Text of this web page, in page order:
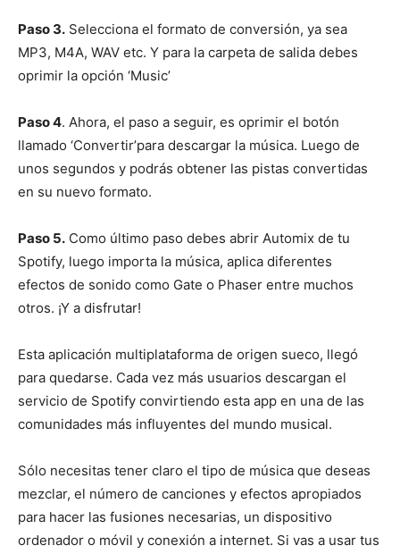
Paso 3. Selecciona el formato de conversión, ya sea
MP3, M4A, WAV etc. Y para la carpeta de salida debes
oprimir la opción ‘Music’
Paso 4. Ahora, el paso a seguir, es oprimir el botón
llamado ‘Convertir’para descargar la música. Luego de
unos segundos y podrás obtener las pistas convertidas
en su nuevo formato.
Paso 5. Como último paso debes abrir Automix de tu
Spotify, luego importa la música, aplica diferentes
efectos de sonido como Gate o Phaser entre muchos
otros. ¡Y a disfrutar!
Esta aplicación multiplataforma de origen sueco, llegó
para quedarse. Cada vez más usuarios descargan el
servicio de Spotify convirtiendo esta app en una de las
comunidades más influyentes del mundo musical.
Sólo necesitas tener claro el tipo de música que deseas
mezclar, el número de canciones y efectos apropiados
para hacer las fusiones necesarias, un dispositivo
ordenador o móvil y conexión a internet. Si vas a usar tus